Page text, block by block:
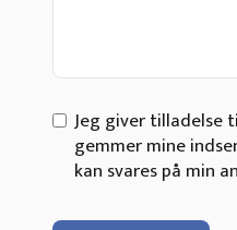
Jeg giver tilladelse
gemmer mine
kan svares på min